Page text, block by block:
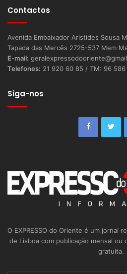
Contactos
Avenida Embaixador Aristides Sousa
Tapada das Mercês 2725-537 Mem
E-mail:
Telefones: 21 920 60 85 / TM: 96 586
Siga-nos
O EXPRESSO do Oriente é um jornal
de Lisboa com publicação mensal ou
gratuita.